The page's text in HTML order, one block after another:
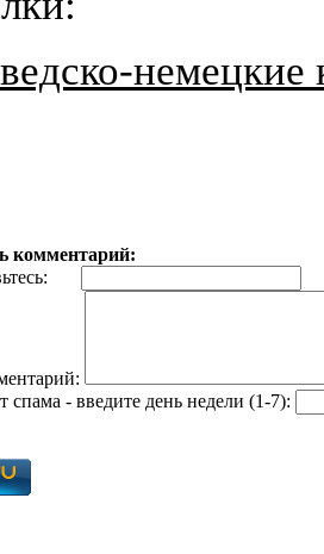
немецкие
комментарий:
спама - введите день недели (1-7):